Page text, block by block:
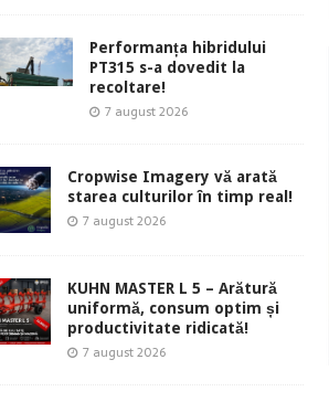
Performanța hibridului
PT315 s-a dovedit la
recoltare!
7 august 2026
Cropwise Imagery vă arată
starea culturilor în timp real!
7 august 2026
KUHN MASTER L 5 – Arătură
uniformă, consum optim și
productivitate ridicată!
7 august 2026